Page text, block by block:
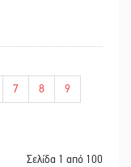
7 8
9
Σελίδα 1 από 100